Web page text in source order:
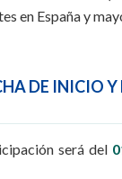
en España y
DE INICIO
será del